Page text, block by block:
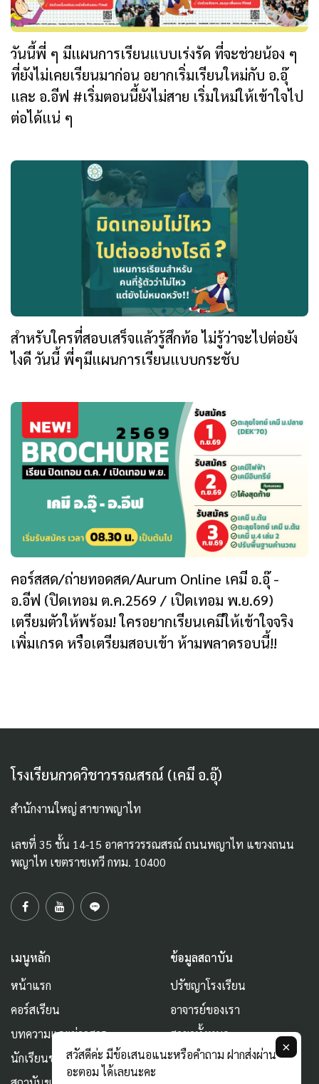
วันนี้พี่ ๆ มีแผนการเรียนแบบเร่งรัด ที่จะช่วยน้อง ๆ
ที่ยังไม่เคยเรียนมาก่อน อยากเริ่มเรียนใหม่กับ อ.อุ๊
และ อ.อีฟ #เริ่มตอนนี้ยังไม่สาย เริ่มใหม่ให้เข้าใจไป
ต่อได้แน่ ๆ
สำหรับใครที่สอบเสร็จแล้วรู้สึกท้อ ไม่รู้ว่าจะไปต่อยัง
ไงดี วันนี้ พี่ๆมีแผนการเรียนแบบกระชับ
คอร์สสด/ถ่ายทอดสด/Aurum Online เคมี อ.อุ๊ -
อ.อีฟ (ปิดเทอม ต.ค.2569 / เปิดเทอม พ.ย.69)
เตรียมตัวให้พร้อม! ใครอยากเรียนเคมีให้เข้าใจจริง
เพิ่มเกรด หรือเตรียมสอบเข้า ห้ามพลาดรอบนี้!!
โรงเรียนกวดวิชาวรรณสรณ์ (เคมี อ.อุ๊)
สำนักงานใหญ่ สาขาพญาไท
เลขที่ 35 ชั้น 14-15 อาคารวรรณสรณ์ ถนนพญาไท แขวงถนน
พญาไท เขตราชเทวี กทม. 10400
เมนูหลัก
หน้าแรก
คอร์สเรียน
บทความและข่าวสาร
นักเรียนของเรา
ข้อมูลสถาบัน
ปรัชญาโรงเรียน
อาจารย์ของเรา
สาขาทั้งหมด
แนะนำติชม
×
สวัสดีค่ะ มีข้อเสนอแนะหรือคำถาม ฝากส่งผ่าน
อะตอม ได้เลยนะคะ